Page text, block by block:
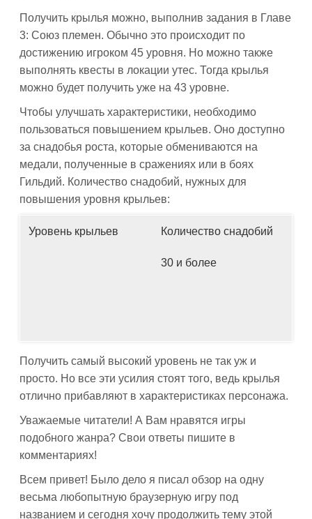
Получить крылья можно, выполнив задания в Главе
3: Союз племен. Обычно это происходит по
достижению игроком 45 уровня. Но можно также
выполнять квесты в локации утес. Тогда крылья
можно будет получить уже на 43 уровне.
Чтобы улучшать характеристики, необходимо
пользоваться повышением крыльев. Оно доступно
за снадобья роста, которые обмениваются на
медали, полученные в сражениях или в боях
Гильдий. Количество снадобий, нужных для
повышения уровня крыльев:
Уровень крыльев Количество снадобий
30 и более
Получить самый высокий уровень не так уж и
просто. Но все эти усилия стоят того, ведь крылья
отлично прибавляют в характеристиках персонажа.
Уважаемые читатели! А Вам нравятся игры
подобного жанра? Свои ответы пишите в
комментариях!
Всем привет! Было дело я писал обзор на одну
весьма любопытную браузерную игру под
названием и сегодня хочу продолжить тему этой